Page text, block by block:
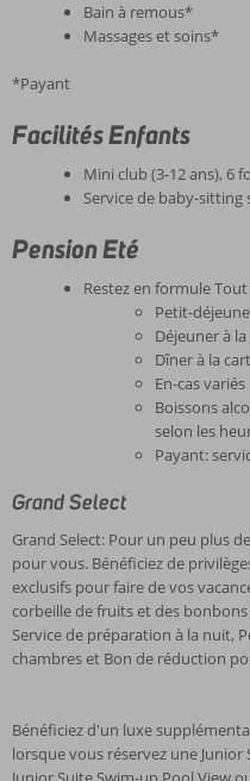
Bain à remous*
Massages et soins*
*Payant
Facilités Enfants
Mini club (3-12 ans), 6
Service de baby-
Pension Eté
Restez en formule
Petit-
Déjeuner à
Dîner à la
En-cas variés
Boissons
selon les
Payant:
Grand Select
Grand Select: Pour un peu plus
pour vous. Bénéficiez de
exclusifs pour faire de vos
corbeille de fruits et des
Service de préparation à la nuit,
chambres et Bon de réduction
Bénéficiez d'un luxe
lorsque vous réservez une Junior